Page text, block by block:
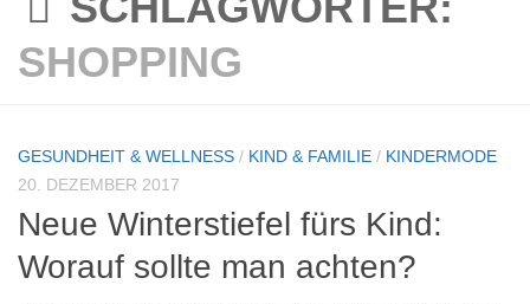
SHOPPING
GESUNDHEIT & WELLNESS / KIND & FAMILIE / KINDERMODE
20. DEZEMBER 2017
Neue Winterstiefel fürs Kind:
Worauf sollte man achten?